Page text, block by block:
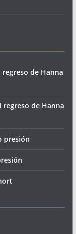
regreso de Hanna
regreso de Hanna
presión